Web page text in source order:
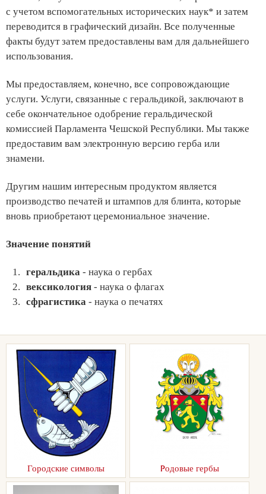
с учетом вспомогательных исторических наук* и затем
переводится в графический дизайн. Все полученные
факты будут затем предоставлены вам для дальнейшего
использования.
Мы предоставляем, конечно, все сопровождающие
услуги. Услуги, связанные с геральдикой, заключают в
себе окончательное одобрение геральдической
комиссией Парламента Чешской Республики. Мы также
предоставим вам электронную версию герба или
знамени.
Другим нашим интересным продуктом является
производство печатей и штампов для блинта, которые
вновь приобретают церемониальное значение.
Значение понятий
геральдика - наука о гербах
вексикология - наука о флагах
сфрагистика - наука о печатях
Городские символы Pодовые гербы